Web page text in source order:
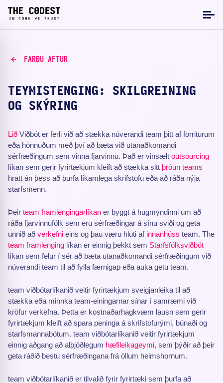
FARÐU AFTUR
TEYMISTENGING: SKILGREINING
OG SKÝRING
Lið Viðbót er ferli við að stækka núverandi team þitt af forriturum
eða hönnuðum með því að bæta við utanaðkomandi
sérfræðingum sem vinna fjarvinnu. Það er vinsælt outsourcing
líkan sem gerir fyrirtækjum kleift að stækka sitt þróun teams
hratt án þess að þurfa líkamlega skrifstofu eða að ráða nýja
starfsmenn.
Þeir team framlengingarlíkan er byggt á hugmyndinni um að
ráða fjarvinnufólk sem eru sérfræðingar á sínu sviði og geta
unnið að verkefni eins og þau væru hluti af innanhúss team. The
team framlenging líkan er einnig þekkt sem Starfsfólksviðbót
líkan sem felur í sér að bæta utanaðkomandi sérfræðingum við
núverandi team til að fylla færnigap eða auka getu team.
team viðbótarlíkanið veitir fyrirtækjum sveigjanleika til að
stækka eða minnka team-einingarnar sínar í samræmi við
kröfur verkefna. Þetta er kostnaðarhagkvæm lausn sem gerir
fyrirtækjum kleift að spara peninga á skrifstofurými, búnaði og
starfsmannabótum. team viðbótarlíkanið veitir fyrirtækjum
einnig aðgang að alþjóðlegum hæfileikageymi, sem þýðir að þeir
geta ráðið bestu sérfræðingana frá öllum heimshornum.
team viðbótarlíkanið er tilvalið fyrir fyrirtæki sem þurfa að